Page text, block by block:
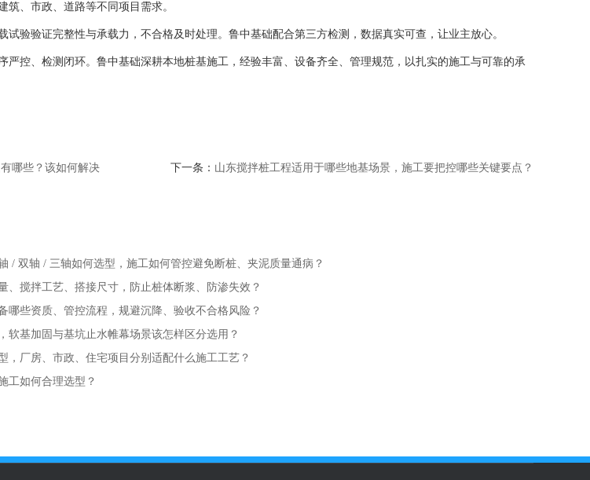
、市政、道路等不同项目需求。
试验验证完整性与承载力，不合格及时处理。鲁中基础配合第三方检测，数据真实可查，让业主放心。
严控、检测闭环。鲁中基础深耕本地桩基施工，经验丰富、设备齐全、管理规范，以扎实的施工与可靠的承
哪些？该如何解决 下一条： 山东搅拌桩工程适用于哪些地基场景，施工要把控哪些关键要点？
/ 双轴 / 三轴如何选型，施工如何管控避免断桩、夹泥质量通病？
、搅拌工艺、搭接尺寸，防止桩体断浆、防渗失效？
哪些资质、管控流程，规避沉降、验收不合格风险？
软基加固与基坑止水帷幕场景该怎样区分选用？
，厂房、市政、住宅项目分别适配什么施工工艺？
工如何合理选型？